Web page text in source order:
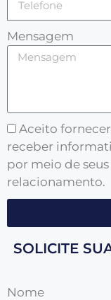
Mensagem
Aceito
receber
por meio de
relacionamento.
SOLICITE
Nome